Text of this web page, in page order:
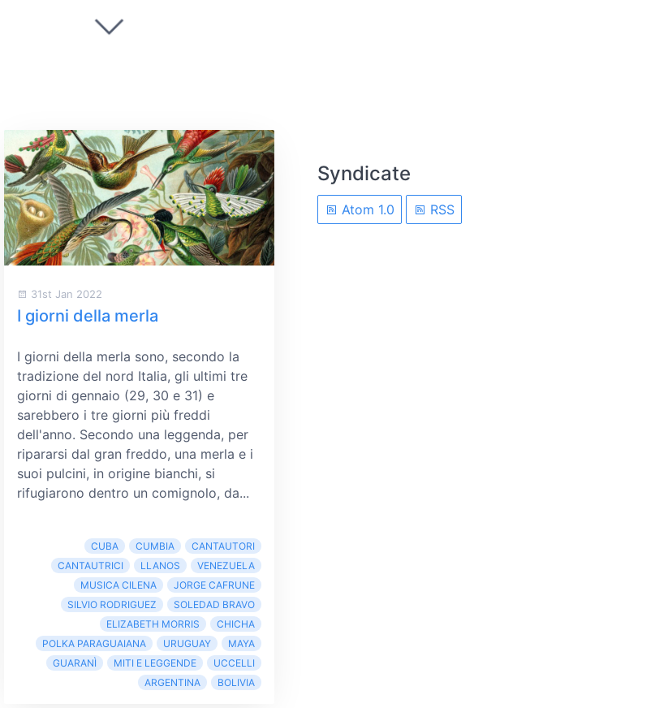
31st Jan 2022
I giorni della merla
I giorni della merla sono, secondo la
tradizione del nord Italia, gli ultimi tre
giorni di gennaio (29, 30 e 31) e
sarebbero i tre giorni più freddi
dell'anno. Secondo una leggenda, per
ripararsi dal gran freddo, una merla e i
suoi pulcini, in origine bianchi, si
rifugiarono dentro un comignolo, da...
CUBA CUMBIA
CANTAUTORI
CANTAUTRICI
LLANOS
VENEZUELA
MUSICA CILENA
JORGE CAFRUNE
SILVIO RODRIGUEZ
SOLEDAD BRAVO
ELIZABETH MORRIS
CHICHA
POLKA PARAGUAIANA
URUGUAY
MAYA
GUARANÌ
MITI E LEGGENDE
UCCELLI
ARGENTINA
BOLIVIA
Syndicate
Atom 1.0 RSS